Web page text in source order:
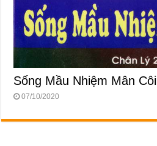
Sống Mầu Nhiệm Mân Côi
07/10/2020